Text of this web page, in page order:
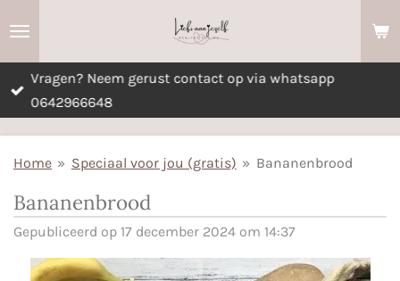
de
hoofdinhoud
Vragen? Neem gerust contact op via whatsapp
0642966648
Home » Speciaal voor jou (gratis) » Bananenbrood
Bananenbrood
Gepubliceerd op 17 december 2024 om 14:37